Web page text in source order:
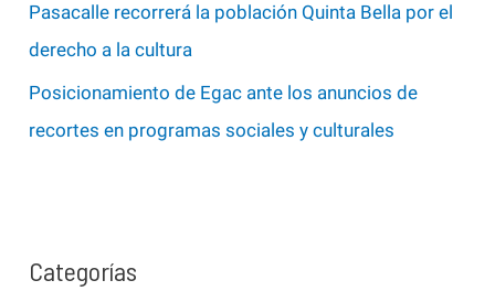
Pasacalle recorrerá la población Quinta Bella por el
derecho a la cultura
Posicionamiento de Egac ante los anuncios de
recortes en programas sociales y culturales
Categorías